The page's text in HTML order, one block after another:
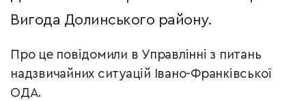
Вигода Долинського району.
Про це повідомили в Управлінні з питань
надзвичайних ситуацій Івано-Франківської
ОДА.